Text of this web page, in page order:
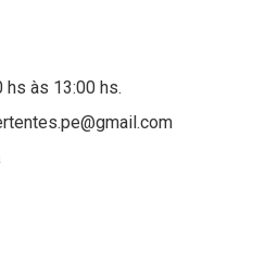
hs às 13:00 hs.